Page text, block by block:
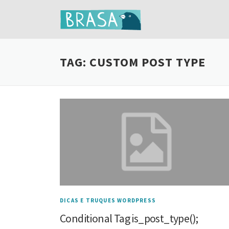
TAG: CUSTOM POST TYPE
DICAS E TRUQUES WORDPRESS
Conditional Tag is_post_type();